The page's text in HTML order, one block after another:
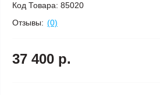
Код Товара: 85020
Отзывы: (0)
37 400 р.